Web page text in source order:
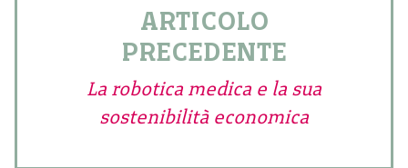
ARTICOLO
PRECEDENTE
La robotica medica e la sua
sostenibilità economica